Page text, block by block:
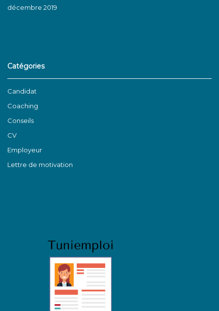
décembre 2019
Catégories
Candidat
Coaching
Conseils
CV
Employeur
Lettre de motivation